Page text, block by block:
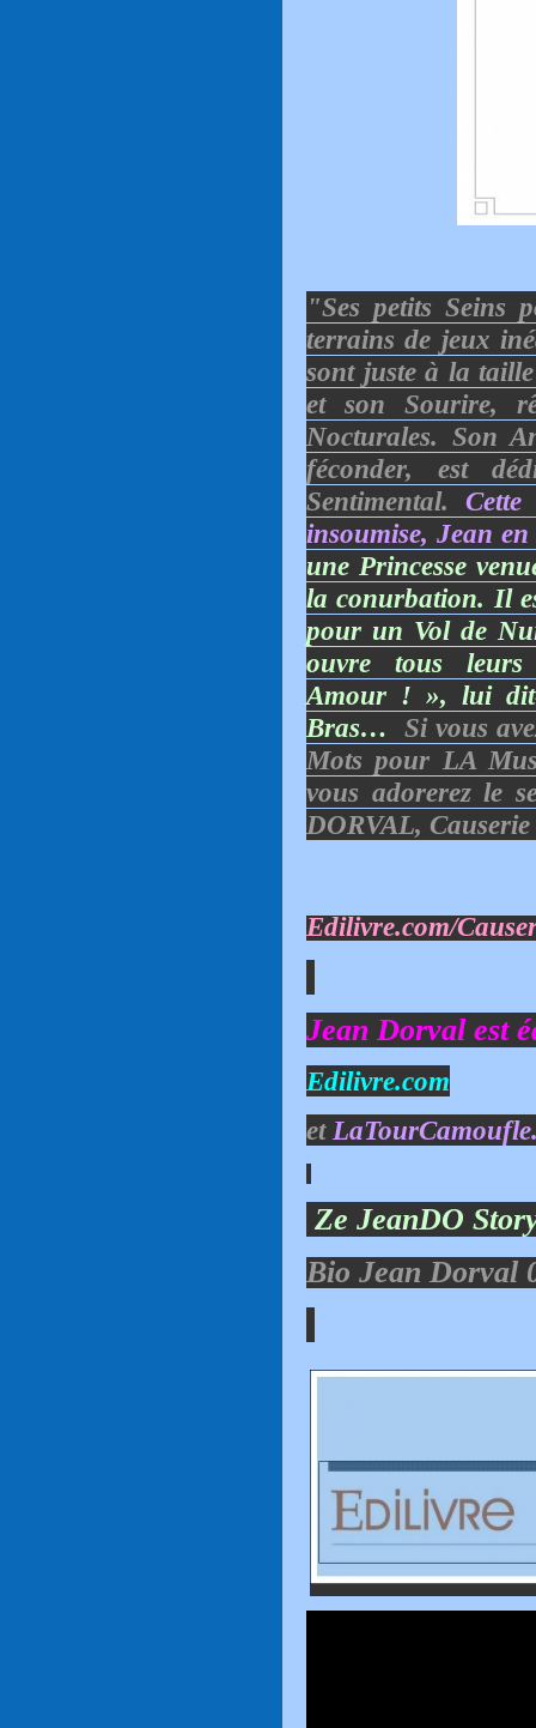
"Ses petits Seins
terrains de jeux
sont juste à la
et son Sourire,
Nocturales. Son
féconder, est
Sentimental.
insoumise, Jean
une Princesse
la conurbation. Il
pour un Vol de
ouvre tous
Amour ! », lui
Bras…
Si vous
Mots pour LA
vous adorerez le
DORVAL,
Edilivre.com/
Jean Dorval est
Edilivre.com
et
Ze JeanDO
Bio Jean Dorval